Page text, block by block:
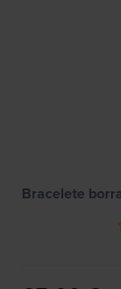
Bracelete